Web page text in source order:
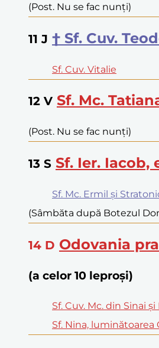
(Post. Nu se fac nunți)
11 J † Sf. Cuv.
Sf. Cuv. Vitalie
12 V Sf. Mc.
(Post. Nu se fac nunți)
13 S Sf. Ier. Iacob,
Sf. Mc. Ermil și
(Sâmbăta după Botezul
14 D Odovania
(a celor 10 leproși)
Sf. Cuv. Mc. din Sinai și
Sf. Nina, luminătoarea